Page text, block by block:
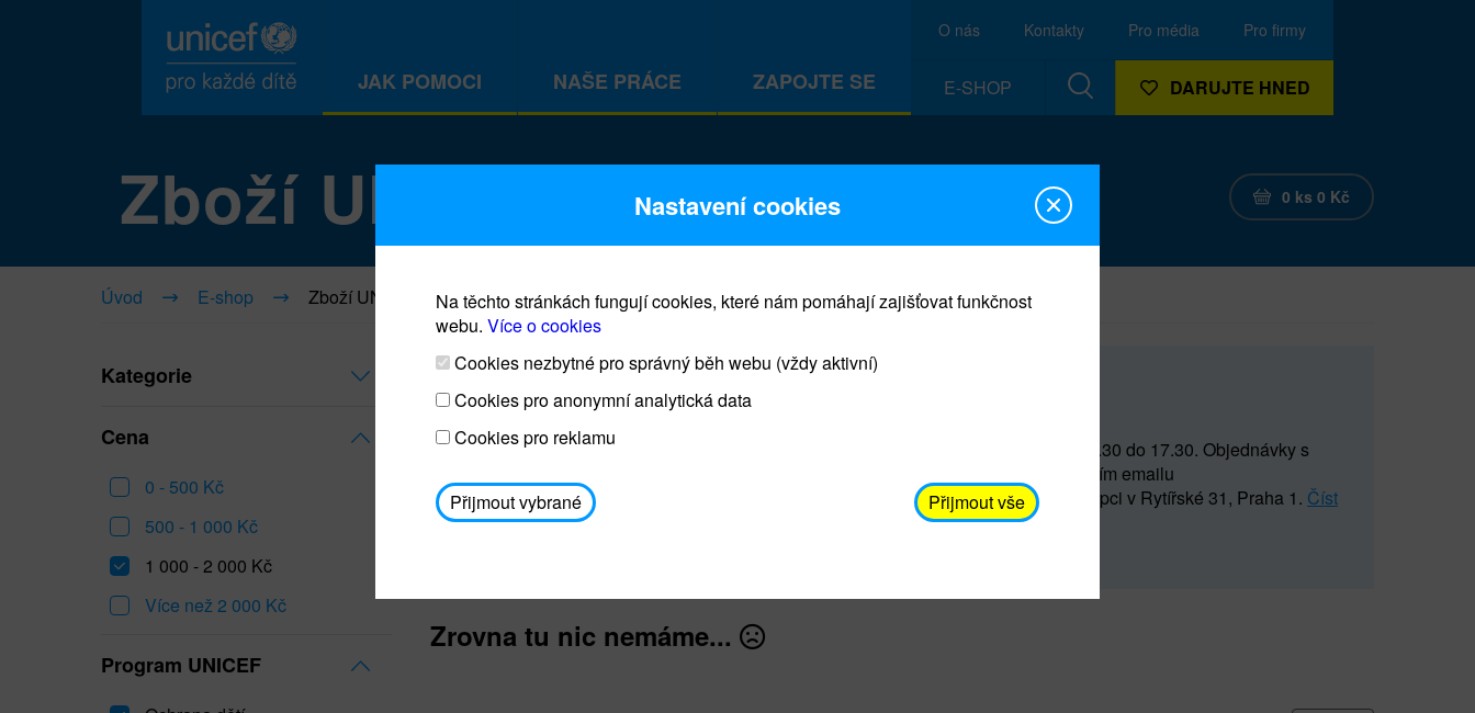
JAK POMOCI NAŠE PRÁCE ZAPOJTE SE
O nás Kontakty Pro média Pro firmy
E-SHOP DARUJTE HNED
Zboží UNICEF 0 ks 0 Kč
Úvod E-shop Zboží UNICEF
Kategorie
Cena
0 - 500 Kč
500 - 1 000 Kč
1 000 - 2 000 Kč
Více než 2 000 Kč
Program UNICEF
Prodej blahopřání a dárků UNICEF
Prodejna UNICEF bude otevřena každý čtvrtek o 11 do 15 a od 15.30 do 17.30. Objednávky s
osobním odběrem je možné vyzvednout po domluvě (prostřednictvím emailu
avodickova@unicef.cz nebo telefonním čísle 606 655 547) na recepci v Rytířské 31, Praha 1. Číst
dále
Zrovna tu nic nemáme...
Nastavení cookies
Na těchto stránkách fungují cookies, které nám pomáhají zajišťovat funkčnost
webu. Více o cookies
Cookies nezbytné pro správný běh webu (vždy aktivní)
Cookies pro anonymní analytická data
Cookies pro reklamu
Přijmout vybrané Přijmout vše